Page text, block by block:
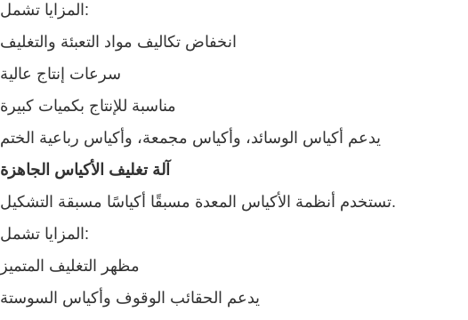
المزايا تشمل:
انخفاض تكاليف مواد التعبئة والتغليف
سرعات إنتاج عالية
مناسبة للإنتاج بكميات كبيرة
يدعم أكياس الوسائد، وأكياس مجمعة، وأكياس رباعية الختم
آلة تغليف الأكياس الجاهزة
تستخدم أنظمة الأكياس المعدة مسبقًا أكياسًا مسبقة التشكيل.
المزايا تشمل:
مظهر التغليف المتميز
يدعم الحقائب الوقوف وأكياس السوستة